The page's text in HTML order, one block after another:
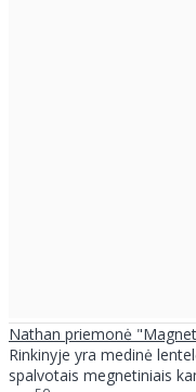
Nathan priemonė
Rinkinyje yra medinė
spalvotais megnetiniais